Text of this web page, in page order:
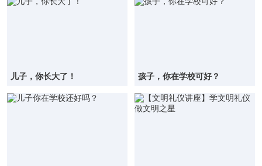
儿子，你长大了！ 孩子，你在学校可好？